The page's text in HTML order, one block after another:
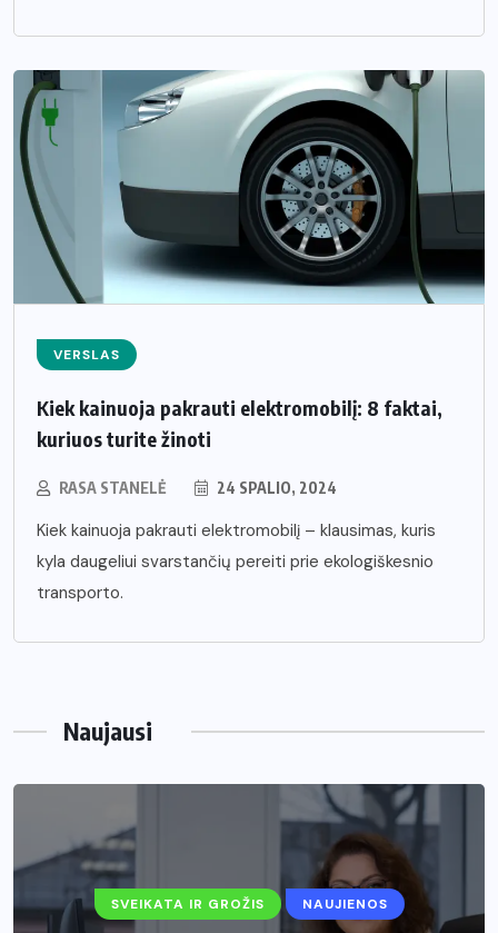
VERSLAS
Kiek kainuoja pakrauti elektromobilį: 8 faktai,
kuriuos turite žinoti
RASA STANELĖ 24 SPALIO, 2024
Kiek kainuoja pakrauti elektromobilį – klausimas, kuris
kyla daugeliui svarstančių pereiti prie ekologiškesnio
transporto.
Naujausi
SVEIKATA IR GROŽIS NAUJIENOS